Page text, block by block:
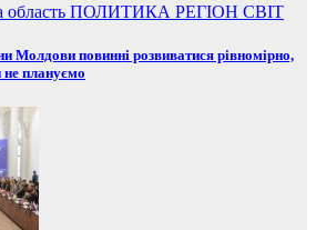
область ПОЛИТИКА РЕГІОН СВІТ
Молдови повинні розвиватися рівномірно,
не плануємо